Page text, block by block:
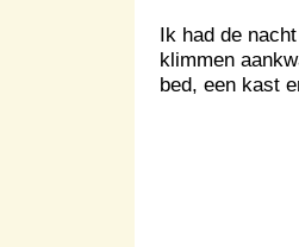
Ik had de
klimmen
bed, een kast